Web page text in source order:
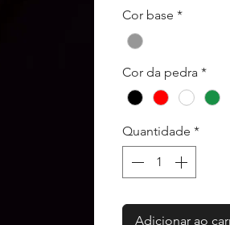
Cor base *
Cor da pedra *
Quantidade *
Adicionar ao